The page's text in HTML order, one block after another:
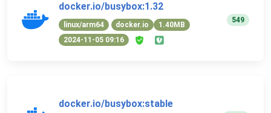
docker.io/busybox:1.32
linux/arm64 docker.io
1.40MB
2024-11-05 09:16
549
docker.io/busybox:stable